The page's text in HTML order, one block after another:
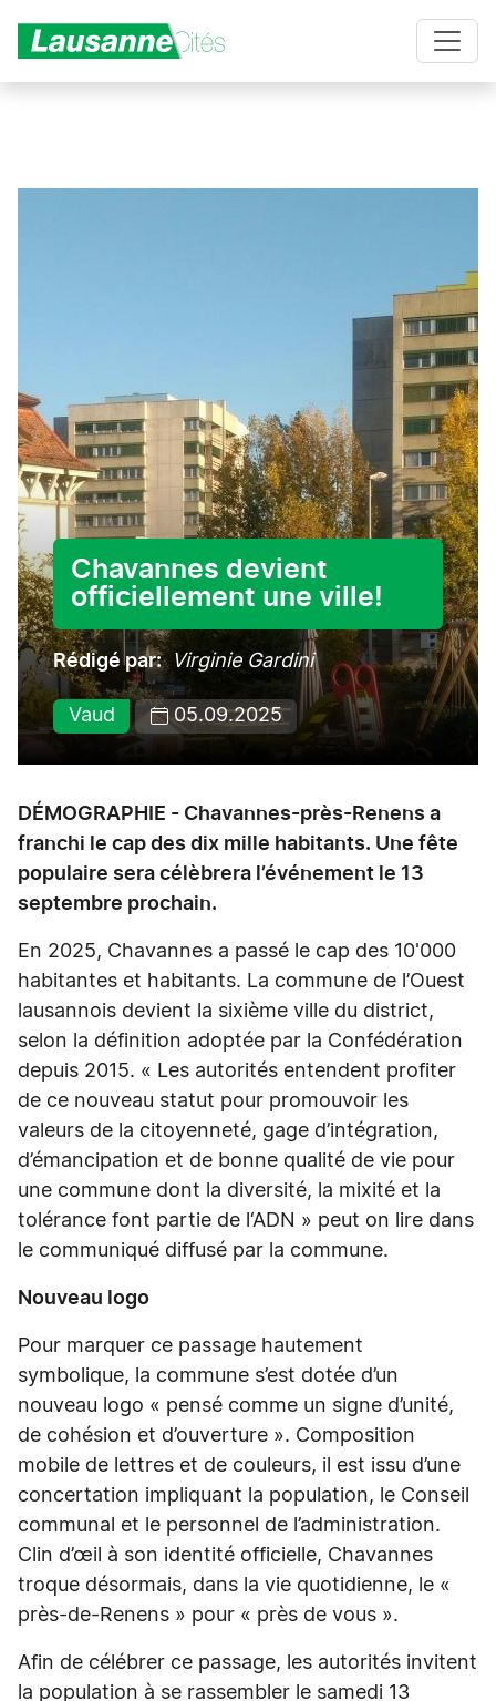
Chavannes devient
officiellement une ville!
Rédigé par Virginie Gardini
Vaud 05.09.2025
DÉMOGRAPHIE - Chavannes-près-Renens a
franchi le cap des dix mille habitants. Une fête
populaire sera célèbrera l’événement le 13
septembre prochain.
En 2025, Chavannes a passé le cap des 10'000
habitantes et habitants. La commune de l’Ouest
lausannois devient la sixième ville du district,
selon la définition adoptée par la Confédération
depuis 2015. « Les autorités entendent profiter
de ce nouveau statut pour promouvoir les
valeurs de la citoyenneté, gage d’intégration,
d’émancipation et de bonne qualité de vie pour
une commune dont la diversité, la mixité et la
tolérance font partie de l‘ADN » peut on lire dans
le communiqué diffusé par la commune.
Nouveau logo
Pour marquer ce passage hautement
symbolique, la commune s’est dotée d’un
nouveau logo « pensé comme un signe d’unité,
de cohésion et d’ouverture ». Composition
mobile de lettres et de couleurs, il est issu d’une
concertation impliquant la population, le Conseil
communal et le personnel de l’administration.
Clin d’œil à son identité officielle, Chavannes
troque désormais, dans la vie quotidienne, le «
près-de-Renens » pour « près de vous ».
Afin de célébrer ce passage, les autorités invitent
la population à se rassembler le samedi 13